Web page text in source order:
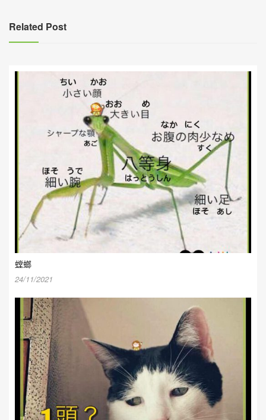
Related Post
螳螂
24/11/2021